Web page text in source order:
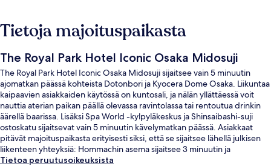
Tietoja majoituspaikasta
The Royal Park Hotel Iconic Osaka Midosuji
The Royal Park Hotel Iconic Osaka Midosuji sijaitsee vain 5 minuutin
ajomatkan päässä kohteista Dotonbori ja Kyocera Dome Osaka. Liikuntaa
kaipaavien asiakkaiden käytössä on kuntosali, ja nälän yllättäessä voit
nauttia aterian paikan päällä olevassa ravintolassa tai rentoutua drinkin
äärellä baarissa. Lisäksi Spa World -kylpyläkeskus ja Shinsaibashi-suji
ostoskatu sijaitsevat vain 5 minuutin kävelymatkan päässä. Asiakkaat
pitävät majoituspaikasta erityisesti siksi, että se sijaitsee lähellä julkisen
liikenteen yhteyksiä: Hommachin asema sijaitsee 3 minuutin ja
Higobashin asema 12 minuutin kävelymatkan päässä.
Tietoa peruutusoikeuksista